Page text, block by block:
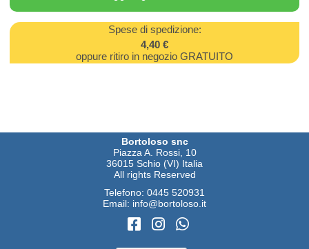
Spese di spedizione:
4,40 €
oppure ritiro in negozio GRATUITO
Bortoloso snc
Piazza A. Rossi, 10
36015 Schio (VI) Italia
All rights Reserved
Telefono: 0445 520931
Email: info@bortoloso.it